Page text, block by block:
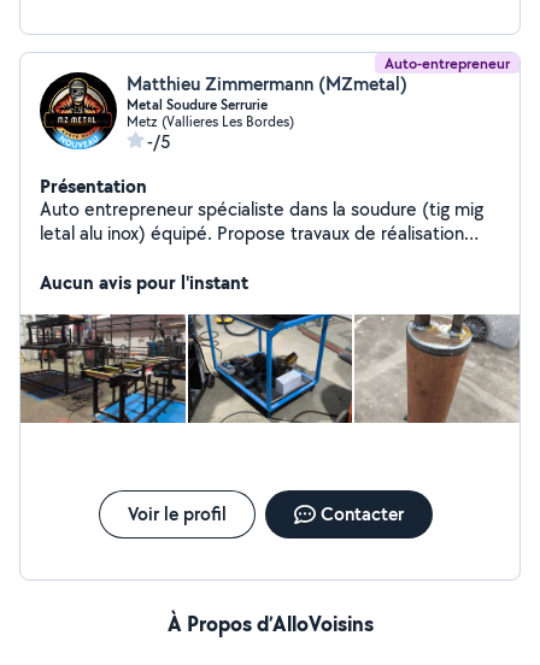
Auto-entrepreneur
Matthieu Zimmermann (MZmetal)
Metal Soudure Serrurie
Metz (Vallieres Les Bordes)
-/5
Présentation
Auto entrepreneur spécialiste dans la soudure (tig mig
letal alu inox) équipé. Propose travaux de réalisation
pièces, construction, montage et réparation. Également
automobile. Sablage peinture etc... Zone 57-54-55-lux
Aucun avis pour l'instant
Voir le profil Contacter
À Propos d’AlloVoisins